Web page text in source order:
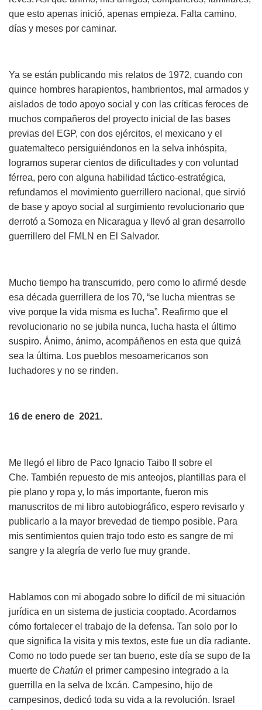
que esto apenas inició, apenas empieza. Falta camino,
días y meses por caminar.
Ya se están publicando mis relatos de 1972, cuando con
quince hombres harapientos, hambrientos, mal armados y
aislados de todo apoyo social y con las críticas feroces de
muchos compañeros del proyecto inicial de las bases
previas del EGP, con dos ejércitos, el mexicano y el
guatemalteco persiguiéndonos en la selva inhóspita,
logramos superar cientos de dificultades y con voluntad
férrea, pero con alguna habilidad táctico-estratégica,
refundamos el movimiento guerrillero nacional, que sirvió
de base y apoyo social al surgimiento revolucionario que
derrotó a Somoza en Nicaragua y llevó al gran desarrollo
guerrillero del FMLN en El Salvador.
Mucho tiempo ha transcurrido, pero como lo afirmé desde
esa década guerrillera de los 70, “se lucha mientras se
vive porque la vida misma es lucha”. Reafirmo que el
revolucionario no se jubila nunca, lucha hasta el último
suspiro. Ánimo, ánimo, acompáñenos en esta que quizá
sea la última. Los pueblos mesoamericanos son
luchadores y no se rinden.
16 de enero de 2021.
Me llegó el libro de Paco Ignacio Taibo II sobre el
Che. También repuesto de mis anteojos, plantillas para el
pie plano y ropa y, lo más importante, fueron mis
manuscritos de mi libro autobiográfico, espero revisarlo y
publicarlo a la mayor brevedad de tiempo posible. Para
mis sentimientos quien trajo todo esto es sangre de mi
sangre y la alegría de verlo fue muy grande.
Hablamos con mi abogado sobre lo difícil de mi situación
jurídica en un sistema de justicia cooptado. Acordamos
cómo fortalecer el trabajo de la defensa. Tan solo por lo
que significa la visita y mis textos, este fue un día radiante.
Como no todo puede ser tan bueno, este día se supo de la
muerte de Chatún el primer campesino integrado a la
guerrilla en la selva de Ixcán. Campesino, hijo de
campesinos, dedicó toda su vida a la revolución. Israel